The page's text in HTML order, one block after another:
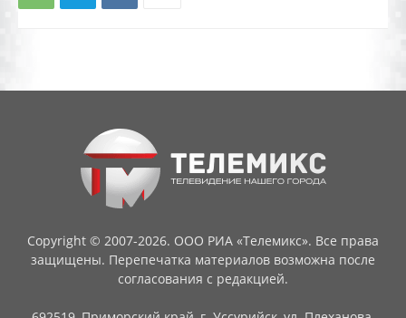
Copyright © 2007-2026. ООО РИА «Телемикс». Все права
защищены. Перепечатка материалов возможна после
согласования с редакцией.